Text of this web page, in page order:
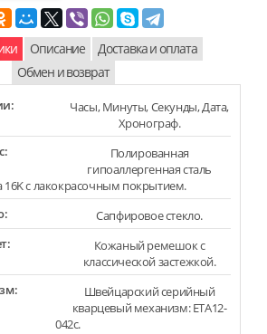
Описание
Доставка и оплата
Обмен и возврат
Часы, Минуты, Секунды, Дата,
Хронограф.
Полированная
гипоаллергенная сталь
16K c лакокрасочным покрытием.
Сапфировое стекло.
Кожаный ремешок с
классической застежкой.
Швейцарский серийный
кварцевый механизм: ETA12-
042c.